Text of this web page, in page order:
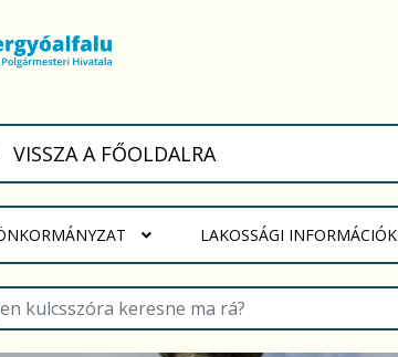
VISSZA A FŐOLDALRA
LAKOSSÁGI INFORMÁCIÓK